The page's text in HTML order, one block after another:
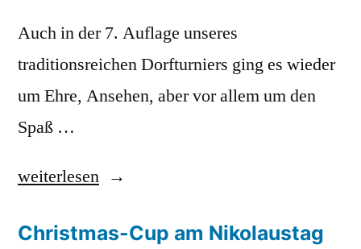
Auch in der 7. Auflage unseres
traditionsreichen Dorfturniers ging es wieder
um Ehre, Ansehen, aber vor allem um den
Spaß …
„Dorfturnier
weiterlesen
Christmas-Cup am Nikolaustag